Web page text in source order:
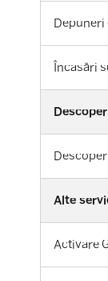
Depuneri
Încasări
Alte
Activare